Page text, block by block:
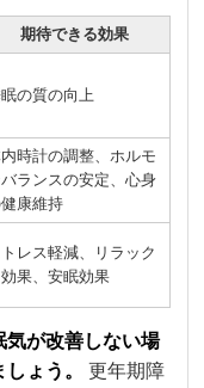
期待できる効果
の質の向上
時計の調整、ホルモ
ランスの安定、心身
康維持
トレス軽減、リラック
効果、安眠効果
気が改善しない場
ょう。
更年期障